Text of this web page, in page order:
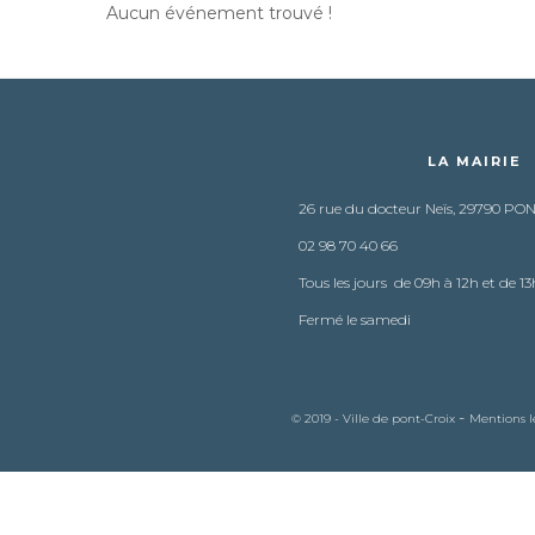
Aucun événement trouvé !
LA MAIRIE
26 rue du docteur Neïs, 29790
02 98 70 40 66
Tous les jours de 09h à 12h et de
Fermé le samedi
© 2019 - Ville de pont-Croix - Mentions